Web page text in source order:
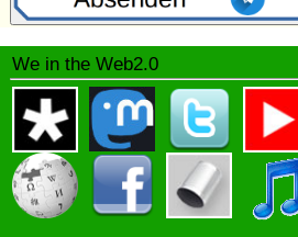
We in the Web2.0